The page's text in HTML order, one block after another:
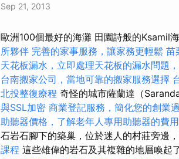
Sep 21, 2013
歐洲100個最好的海灘 田園詩般的Ksamil
所夥伴 完善的家事服務，讓家務更輕鬆 苗
天花板漏水，立即處理天花板的漏水問題
台南搬家公司，當地可靠的搬家服務選擇
北投整復療程 奇怪的城市薩蘭達（
與SSL加密 商業登記服務，簡化您的創業
助聽器價格，了解老年人專用助聽器的費用
石岩石腳下的築巢，位於迷人的村莊旁邊
課程 這些雄偉的岩石及其複雜的地層喚起